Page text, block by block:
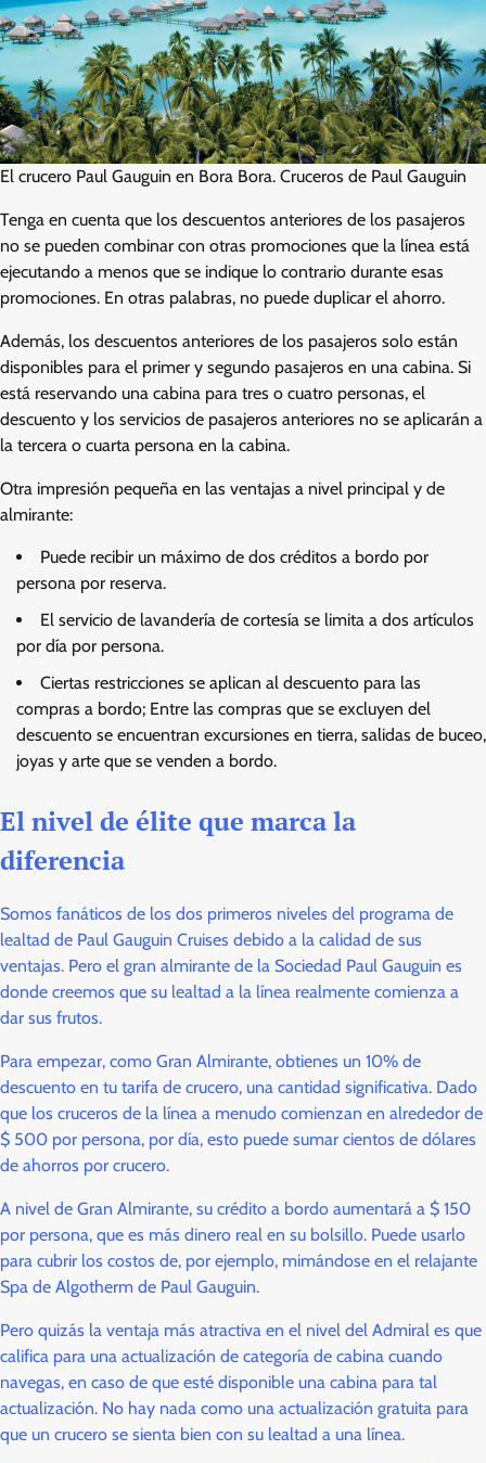
El crucero Paul Gauguin en Bora Bora. Cruceros de Paul Gauguin
Tenga en cuenta que los descuentos anteriores de los pasajeros
no se pueden combinar con otras promociones que la línea está
ejecutando a menos que se indique lo contrario durante esas
promociones. En otras palabras, no puede duplicar el ahorro.
Además, los descuentos anteriores de los pasajeros solo están
disponibles para el primer y segundo pasajeros en una cabina. Si
está reservando una cabina para tres o cuatro personas, el
descuento y los servicios de pasajeros anteriores no se aplicarán a
la tercera o cuarta persona en la cabina.
Otra impresión pequeña en las ventajas a nivel principal y de
almirante:
Puede recibir un máximo de dos créditos a bordo por
persona por reserva.
El servicio de lavandería de cortesía se limita a dos artículos
por día por persona.
Ciertas restricciones se aplican al descuento para las
compras a bordo; Entre las compras que se excluyen del
descuento se encuentran excursiones en tierra, salidas de buceo,
joyas y arte que se venden a bordo.
El nivel de élite que marca la
diferencia
Somos fanáticos de los dos primeros niveles del programa de
lealtad de Paul Gauguin Cruises debido a la calidad de sus
ventajas. Pero el gran almirante de la Sociedad Paul Gauguin es
donde creemos que su lealtad a la línea realmente comienza a
dar sus frutos.
Para empezar, como Gran Almirante, obtienes un 10% de
descuento en tu tarifa de crucero, una cantidad significativa. Dado
que los cruceros de la línea a menudo comienzan en alrededor de
$ 500 por persona, por día, esto puede sumar cientos de dólares
de ahorros por crucero.
A nivel de Gran Almirante, su crédito a bordo aumentará a $ 150
por persona, que es más dinero real en su bolsillo. Puede usarlo
para cubrir los costos de, por ejemplo, mimándose en el relajante
Spa de Algotherm de Paul Gauguin.
Pero quizás la ventaja más atractiva en el nivel del Admiral es que
califica para una actualización de categoría de cabina cuando
navegas, en caso de que esté disponible una cabina para tal
actualización. No hay nada como una actualización gratuita para
que un crucero se sienta bien con su lealtad a una línea.